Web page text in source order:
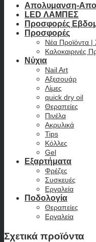
Απολυμανση-
LED ΛΑΜΠΕΣ
Προσφορές
Προσφορές
Νέα Προϊόντα |
Καλοκαιρινές
Νύχια
Nail Art
Αξεσουάρ
Λίμες
quick dry oil
Θεραπείες
Πινέλα
Ακρυλικά
Tips
Κόλλες
Gel
Εξαρτήματα
Φρέζες
Συσκευές
Εργαλεία
Ποδολογία
Θεραπείες
Εργαλεία
Σχετικά προϊόντα